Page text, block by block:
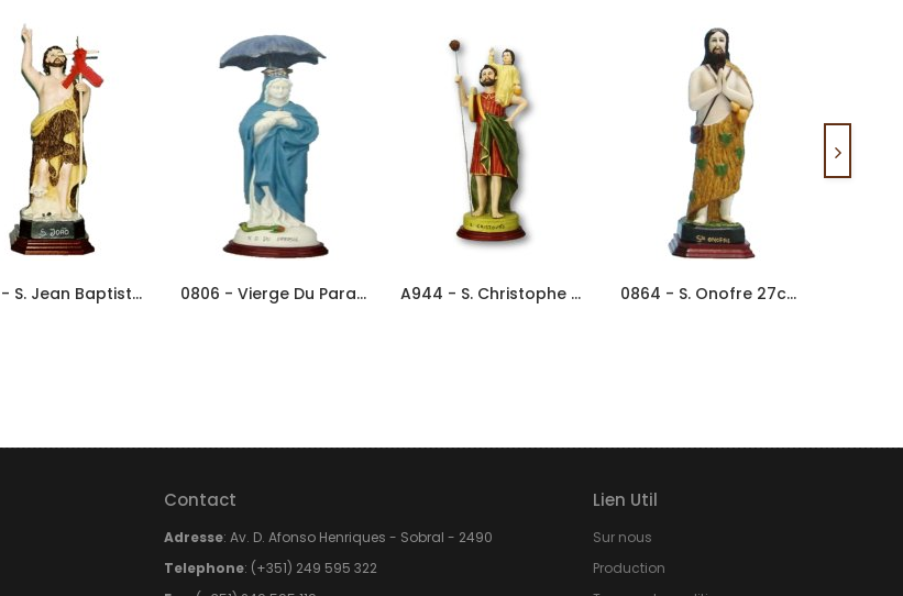
A918 - S. Jean Baptiste 25cm En... 0806 - Vierge Du Parasol 30cm En... A944 - S. Christophe 28cm En... 0864 - S. Onofre 27cm En Porcelaine
Contact
Adresse: Av. D. Afonso Henriques - Sobral - 2490
Telephone: (+351) 249 595 322
Lien Util
Sur nous
Production